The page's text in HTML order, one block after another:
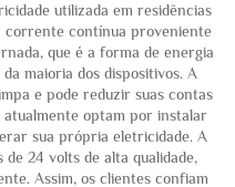
utilizada em residências
corrente contínua proveniente
que é a forma de energia
maioria dos dispositivos. A
e pode reduzir suas contas
atualmente optam por instalar
sua própria eletricidade. A
24 volts de alta qualidade,
Assim, os clientes confiam